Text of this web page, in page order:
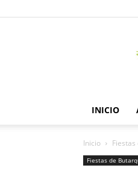
INICIO
Inicio
Fiestas de